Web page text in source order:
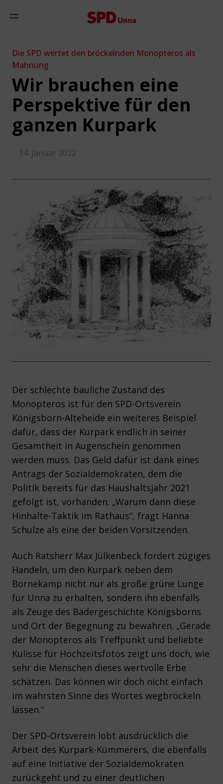
Mobiles Menü anzeigen
Die SPD wertet den bröckelnden Monopteros als
Mahnung
Wir brauchen eine
Perspektive für den
ganzen Kurpark
14. Januar 2022
Der schlechte bauliche Zustand des
Monopteros ist für den SPD-Ortsverein
Königsborn-Alteheide ein weiteres Beispiel
dafür, dass der Kurpark endlich in seiner
Gesamtheit in Augenschein genommen
werden muss. Das Geld dafür ist dank eines
Antrags der Sozialdemokraten, dem die
Politik bereits für das Haushaltsjahr 2021
gefolgt ist, vorhanden. „Warum dann diese
Hinhalte-Taktik im Rathaus“, fragt Hanna
Schulze als eine der beiden Vorsitzenden.
Auch Ratsherr Max Jülkenbeck fordert zügiges
Handeln, um den Kurpark neben dem
Bornekamp nicht nur als große grüne Lunge
für Unna zu erhalten, sondern ihn ebenfalls
als Zeuge des Bädergeschichte Königsborns
und Ort der Begegnung zu bewahren. „Gerade
der Monopteros als Treffpunkt und beliebte
Kulisse für Hochzeitsfotos zeigt uns doch, wie
sehr die Menschen dieses wertvolle Erbe
schätzen. Das können wir doch nicht einfach
im wahrsten Sinne des Wortes wegbröckeln
lassen.“
Der SPD-Ortsverein lobt ausdrücklich die
Arbeit des Kurpark-Kümmerers, die ebenfalls
auf eine Initiative der Sozialdemokraten
zurückgeht und zu einer deutlichen